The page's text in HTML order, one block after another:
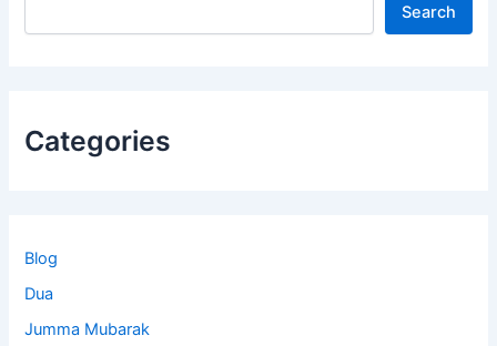
Search
Categories
Blog
Dua
Jumma Mubarak